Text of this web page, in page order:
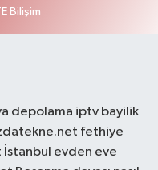
Bilişim
depolama iptv bayilik
fethiye
İstanbul evden eve